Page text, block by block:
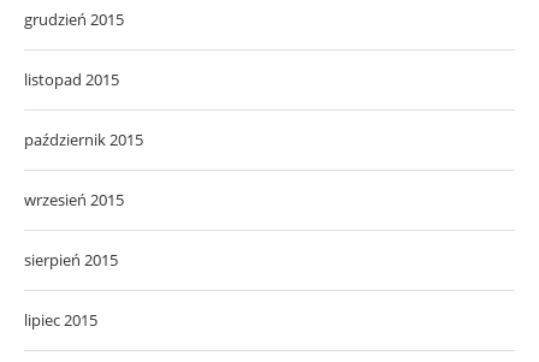
grudzień 2015
listopad 2015
październik 2015
wrzesień 2015
sierpień 2015
lipiec 2015